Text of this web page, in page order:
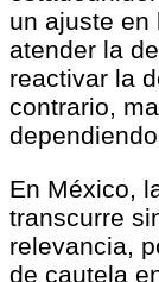
un ajuste en
atender la
reactivar la
contrario,
En México,
transcurre
relevancia,
de cautela